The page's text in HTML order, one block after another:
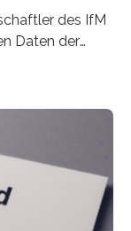
des IfM
Daten der
von
Gründungen
der Spitze. In
in eine
die
man